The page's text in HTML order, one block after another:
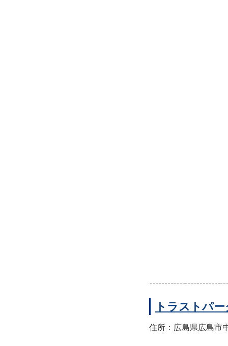
トラストパ
住所：広島県広島市